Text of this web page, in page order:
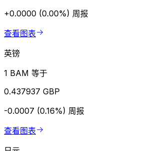
+0.0000 (0.00%) 周报
查看图表
英镑
1 BAM 等于
0.437937 GBP
-0.0007 (0.16%) 周报
查看图表